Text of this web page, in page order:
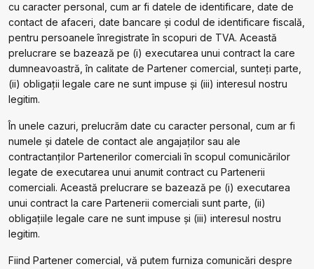
cu caracter personal, cum ar fi datele de identificare, date de
contact de afaceri, date bancare și codul de identificare fiscală,
pentru persoanele înregistrate în scopuri de TVA. Această
prelucrare se bazează pe (i) executarea unui contract la care
dumneavoastră, în calitate de Partener comercial, sunteți parte,
(ii) obligații legale care ne sunt impuse și (iii) interesul nostru
legitim.
În unele cazuri, prelucrăm date cu caracter personal, cum ar fi
numele și datele de contact ale angajaților sau ale
contractanților Partenerilor comerciali în scopul comunicărilor
legate de executarea unui anumit contract cu Partenerii
comerciali. Această prelucrare se bazează pe (i) executarea
unui contract la care Partenerii comerciali sunt parte, (ii)
obligațiile legale care ne sunt impuse și (iii) interesul nostru
legitim.
Fiind Partener comercial, vă putem furniza comunicări despre